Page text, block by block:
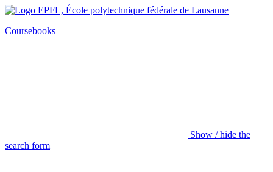
Coursebooks
Show / hide the
search form